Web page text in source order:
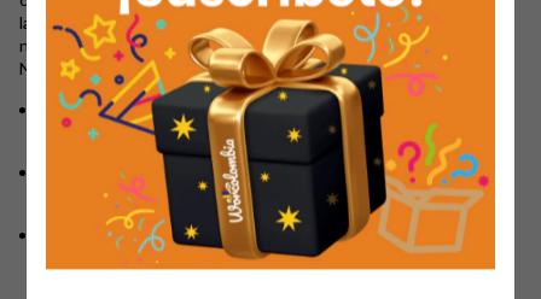
la comodidad, el estilo y, sobre todo, la diversión de los niños y
niñas que adoran a estos encantadores personajes.
Nuestros Nike For One se destacan por:
Variedad de tallas: desde la 21 hasta la 43, para que toda la
familia pueda disfrutar de su estilo único.
Materiales de primera :stickers
en vinilo que garantizan
acabados duraderos y resistentes al desgaste diario.
Comodidad superior
: livianos y acolchonados, perfectos para
el uso diario y para que los más pequeños caminen seguros y